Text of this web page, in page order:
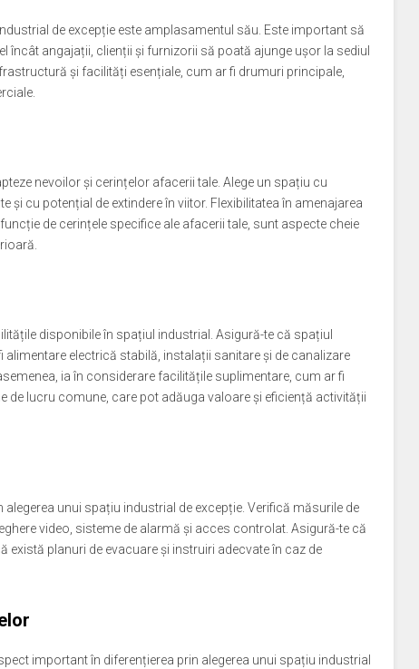
de excepție este amplasamentul său. Este important să
încât angajații, clienții și furnizorii să poată ajunge ușor la sediul
și facilități esențiale, cum ar fi drumuri principale,
nevoilor și cerințelor afacerii tale. Alege un spațiu cu
și cu potențial de extindere în viitor. Flexibilitatea în amenajarea
de cerințele specifice ale afacerii tale, sunt aspecte cheie
disponibile în spațiul industrial. Asigură-te că spațiul
electrică stabilă, instalații sanitare și de canalizare
ia în considerare facilitățile suplimentare, cum ar fi
de lucru comune, care pot adăuga valoare și eficiență activității
unui spațiu industrial de excepție. Verifică măsurile de
video, sisteme de alarmă și acces controlat. Asigură-te că
există planuri de evacuare și instruiri adecvate în caz de
important în diferențierea prin alegerea unui spațiu industrial